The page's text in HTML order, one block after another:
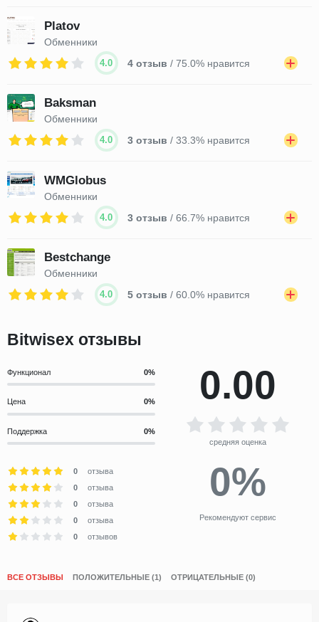
Platov
Обменники
4.0 4 отзыв / 75.0% нравится
Baksman
Обменники
4.0 3 отзыв / 33.3% нравится
WMGlobus
Обменники
4.0 3 отзыв / 66.7% нравится
Bestchange
Обменники
4.0 5 отзыв / 60.0% нравится
Bitwisex отзывы
Функционал
Цена
Поддержка
0.00
средняя оценка
0
отзыва
0
отзыва
0
отзыва
0
отзыва
0
отзывов
0%
Рекомендуют сервис
ВСЕ ОТЗЫВЫ ПОЛОЖИТЕЛЬНЫЕ (1) ОТРИЦАТЕЛЬНЫЕ (0)